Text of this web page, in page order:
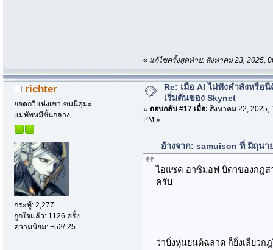
« แก้ไขครั้งสุดท้าย: สิงหาคม 23, 2025,
richter
ยอดกวีแห่งเขาเซนนิคุมะ
แม่ทัพหมีชั้นกลาง
กระทู้: 2,277
ถูกใจแล้ว: 1126 ครั้ง
ความนิยม: +52/-25
Re: เมื่อ AI ไม่ฟังค่ำสั่งหรือ
เริ่มต้นของ Skynet
« ตอบกลับ #17 เมื่อ: สิงหาคม 22, 2025,
PM »
อ้างจาก: samuison ที่ มิถุนา
ไอแซค อาซิมอฟ บิดาของกฎส
ครับ
ว่าบิ่งหุ่นยนต์ฉลาด ก็ยิ่งเลี่ยวก